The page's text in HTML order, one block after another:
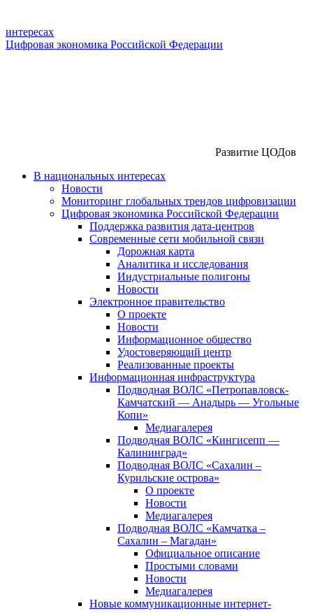
интересах
Цифровая экономика Российской Федерации
Развитие ЦОДов
В национальных интересах
Новости
Мониторинг глобальных трендов цифровизации
Цифровая экономика Российской Федерации
Поддержка развития дата-центров
Современные сети мобильной связи
Дорожная карта
Аналитика и исследования
Индустриальные полигоны
Новости
Электронное правительство
О проекте
Новости
Информационное общество
Удостоверяющий центр
Реализованные проекты
Информационная инфраструктура
Подводная ВОЛС «Петропавловск-
Камчатский — Анадырь — Угольные
Копи»
Медиагалерея
Подводная ВОЛС «Кингисепп —
Калининград»
Подводная ВОЛС «Сахалин –
Курильские острова»
О проекте
Новости
Медиагалерея
Подводная ВОЛС «Камчатка –
Сахалин – Магадан»
Официальное описание
Простыми словами
Новости
Медиагалерея
Новые коммуникационные интернет-